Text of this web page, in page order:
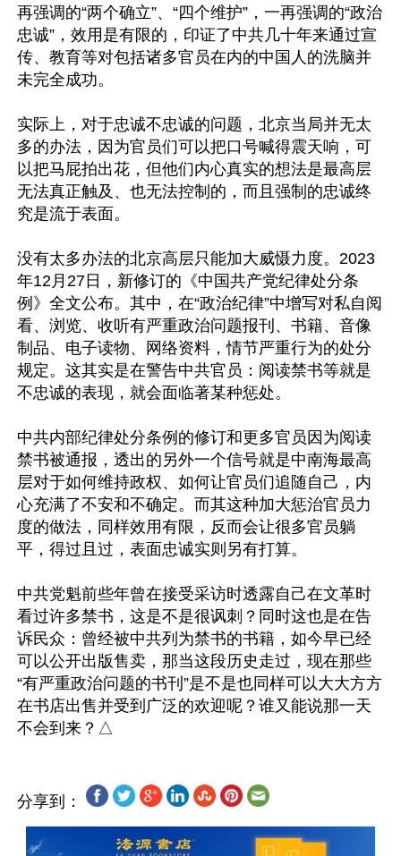
再强调的“两个确立”、“四个维护”，一再强调的“政治
忠诚”，效用是有限的，印证了中共几十年来通过宣
传、教育等对包括诸多官员在内的中国人的洗脑并
未完全成功。
实际上，对于忠诚不忠诚的问题，北京当局并无太
多的办法，因为官员们可以把口号喊得震天响，可
以把马屁拍出花，但他们内心真实的想法是最高层
无法真正触及、也无法控制的，而且强制的忠诚终
究是流于表面。
没有太多办法的北京高层只能加大威慑力度。2023
年12月27日，新修订的《中国共产党纪律处分条
例》全文公布。其中，在“政治纪律”中增写对私自阅
看、浏览、收听有严重政治问题报刊、书籍、音像
制品、电子读物、网络资料，情节严重行为的处分
规定。这其实是在警告中共官员：阅读禁书等就是
不忠诚的表现，就会面临著某种惩处。
中共内部纪律处分条例的修订和更多官员因为阅读
禁书被通报，透出的另外一个信号就是中南海最高
层对于如何维持政权、如何让官员们追随自己，内
心充满了不安和不确定。而其这种加大惩治官员力
度的做法，同样效用有限，反而会让很多官员躺
平，得过且过，表面忠诚实则另有打算。
中共党魁前些年曾在接受采访时透露自己在文革时
看过许多禁书，这是不是很讽刺？同时这也是在告
诉民众：曾经被中共列为禁书的书籍，如今早已经
可以公开出版售卖，那当这段历史走过，现在那些
“有严重政治问题的书刊”是不是也同样可以大大方方
在书店出售并受到广泛的欢迎呢？谁又能说那一天
分享到：